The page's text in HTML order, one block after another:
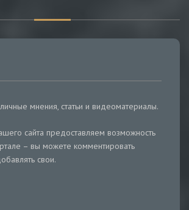
мнения, статьи и видеоматериалы.
сайта предоставляем возможность
– вы можете комментировать
свои.